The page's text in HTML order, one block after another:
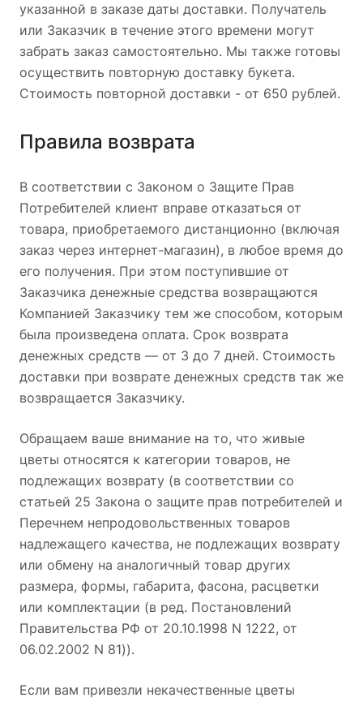
указанной в заказе даты доставки. Получатель
или Заказчик в течение этого времени могут
забрать заказ самостоятельно. Мы также готовы
осуществить повторную доставку букета.
Стоимость повторной доставки - от 650 рублей.
Правила возврата
В соответствии с Законом о Защите Прав
Потребителей клиент вправе отказаться от
товара, приобретаемого дистанционно (включая
заказ через интернет-магазин), в любое время до
его получения. При этом поступившие от
Заказчика денежные средства возвращаются
Компанией Заказчику тем же способом, которым
была произведена оплата. Срок возврата
денежных средств — от 3 до 7 дней. Стоимость
доставки при возврате денежных средств так же
возвращается Заказчику.
Обращаем ваше внимание на то, что живые
цветы относятся к категории товаров, не
подлежащих возврату (в соответствии со
статьей 25 Закона о защите прав потребителей и
Перечнем непродовольственных товаров
надлежащего качества, не подлежащих возврату
или обмену на аналогичный товар других
размера, формы, габарита, фасона, расцветки
или комплектации (в ред. Постановлений
Правительства РФ от 20.10.1998 N 1222, от
06.02.2002 N 81)).
Если вам привезли некачественные цветы